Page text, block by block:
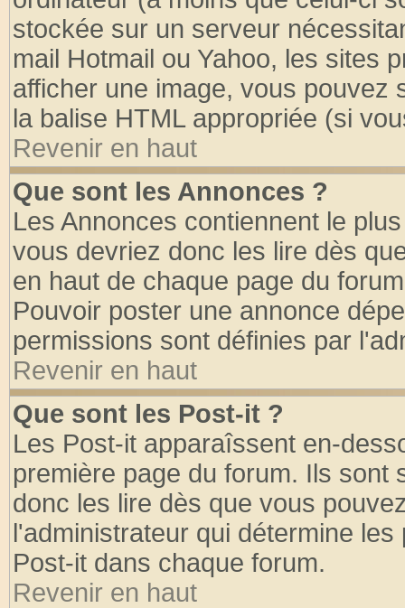
stockée sur un serveur
mail Hotmail ou Yahoo, les sites
afficher une image, vous pouvez
la balise HTML appropriée (si
Revenir en haut
Que sont les Annonces ?
Les Annonces contiennent le
vous devriez donc les lire dès
en haut de chaque page du
Pouvoir poster une annonce
permissions sont définies par
Revenir en haut
Que sont les Post-it ?
Les Post-it apparaîssent en-
première page du forum. Ils
donc les lire dès que vous
l'administrateur qui détermine
Post-it dans chaque forum.
Revenir en haut